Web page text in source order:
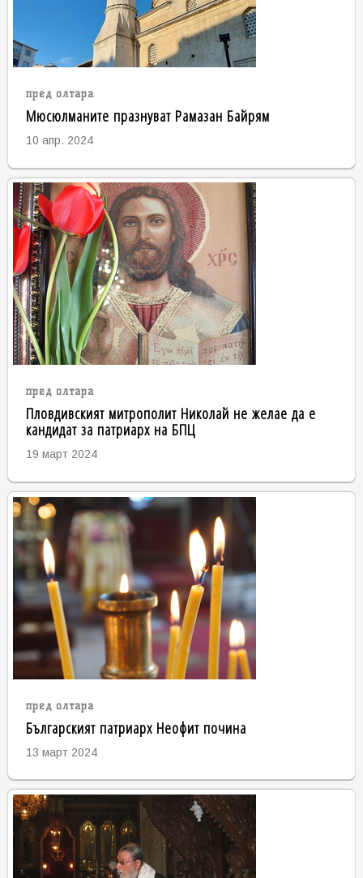
пред олтара
Мюсюлманите празнуват Рамазан Байрям
10 апр. 2024
пред олтара
Пловдивският митрополит Николай не желае да е
кандидат за патриарх на БПЦ
19 март 2024
пред олтара
Българският патриарх Неофит почина
13 март 2024